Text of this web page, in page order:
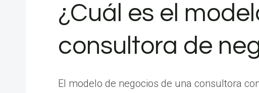
¿Cuál es el
consultora de
El modelo de negocios de una consultora